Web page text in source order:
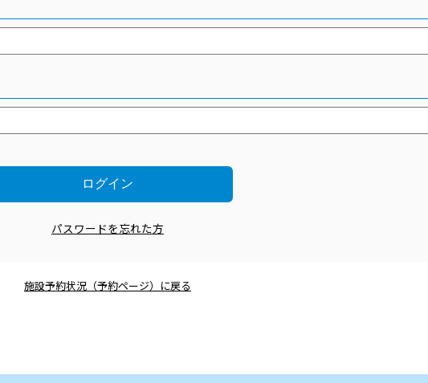
パスワードを忘れた方
施設予約状況（予約ページ）に戻る